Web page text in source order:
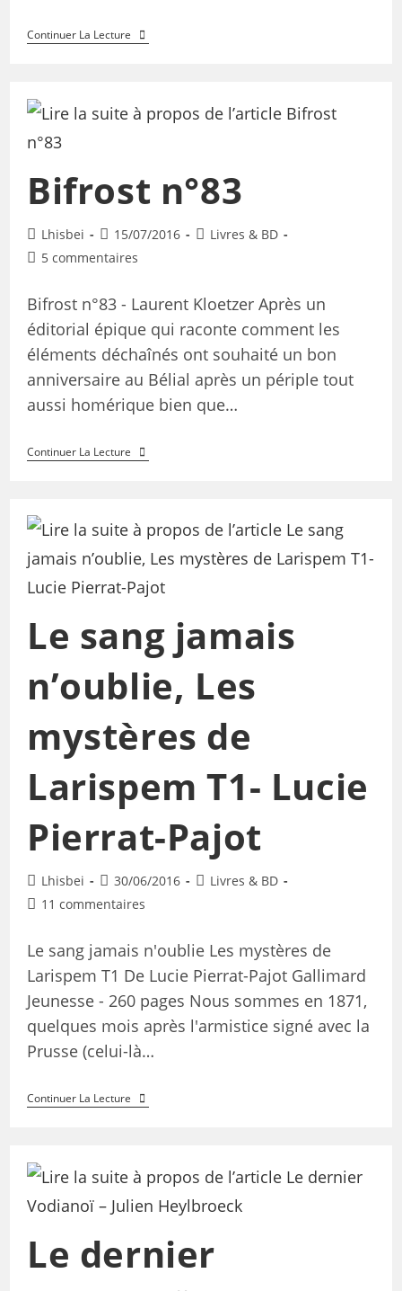
Continuer La Lecture
Bifrost n°83
Lhisbei 15/07/2016
Livres & BD
5 commentaires
Bifrost n°83 - Laurent Kloetzer Après un
éditorial épique qui raconte comment les
éléments déchaînés ont souhaité un bon
anniversaire au Bélial après un périple tout
aussi homérique bien que…
Continuer La Lecture
Le sang jamais
n’oublie, Les
mystères de
Larispem T1- Lucie
Pierrat-Pajot
Lhisbei 30/06/2016
Livres & BD
11 commentaires
Le sang jamais n'oublie Les mystères de
Larispem T1 De Lucie Pierrat-Pajot Gallimard
Jeunesse - 260 pages Nous sommes en 1871,
quelques mois après l'armistice signé avec la
Prusse (celui-là…
Continuer La Lecture
Le dernier